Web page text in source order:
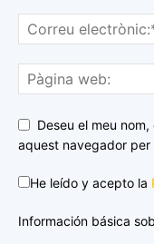
Deseu el meu
aquest navegador
He leído y acepto la
Información básica